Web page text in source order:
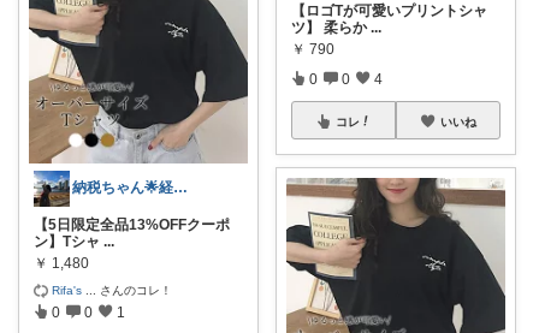
納税ちゃん🌟経由購入★
【5日限定全品13%OFFクーポ
ン】Tシャ ...
￥ 1,480
Rifa's さんのコレ！
0 0 1
【ロゴTが可愛いプリントシャ
ツ】 柔らか ...
￥ 790
0 0 4
コレ いいね